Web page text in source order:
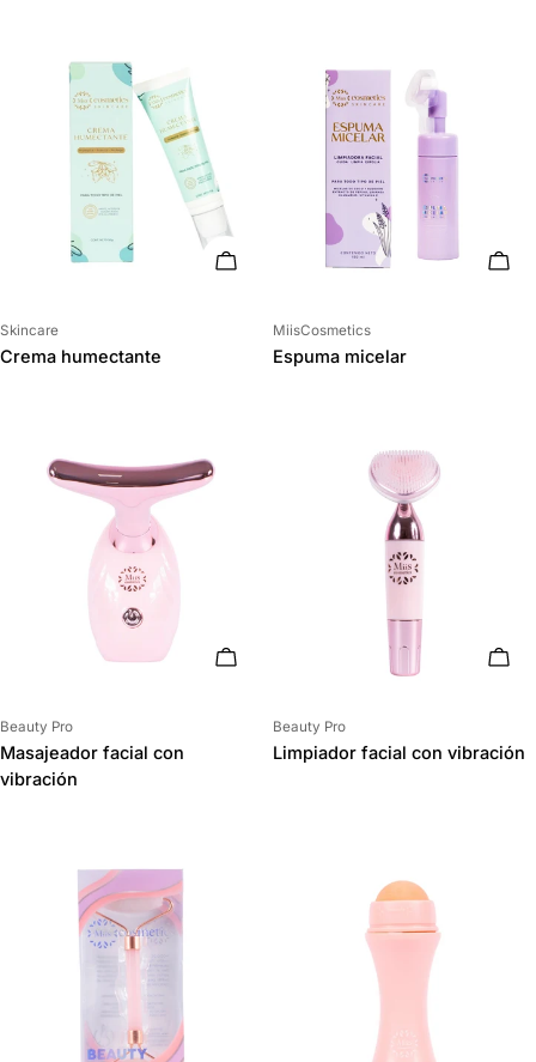
AÑADIR AL CARRITO
Proveedor:
Skincare
Crema humectante
Proveedor:
MiisCosmetics
Espuma micelar
AÑADIR AL CARRITO
Proveedor:
Beauty Pro
Masajeador facial con
vibración
Proveedor:
Beauty Pro
Limpiador facial con vibración